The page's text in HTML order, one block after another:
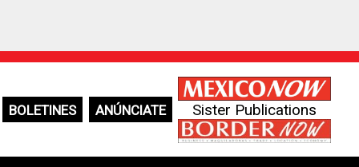
BOLETINES ANÚNCIATE Sister Publications